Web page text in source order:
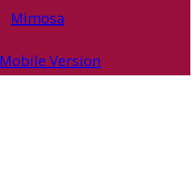
Mimosa
Mobile Version